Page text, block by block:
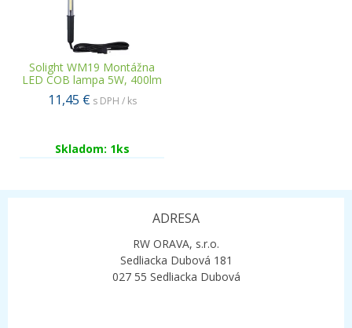
Solight WM19 Montážna
LED COB lampa 5W, 400lm
11,45 € s DPH / ks
Skladom: 1ks
ADRESA
RW ORAVA, s.r.o.
Sedliacka Dubová 181
027 55 Sedliacka Dubová